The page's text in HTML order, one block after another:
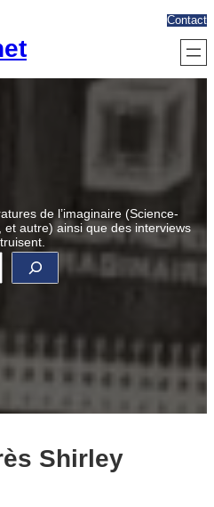
Contact
de l’imaginaire (Science-
autre) ainsi que des interviews
Shirley